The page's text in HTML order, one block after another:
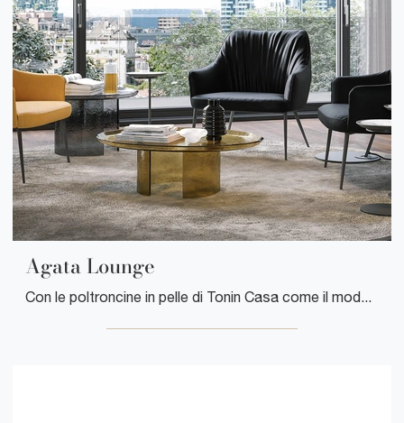
Agata Lounge
Con le poltroncine in pelle di Tonin Casa come il modello Agata Lounge potrai completare il tuo concept d'arredo.